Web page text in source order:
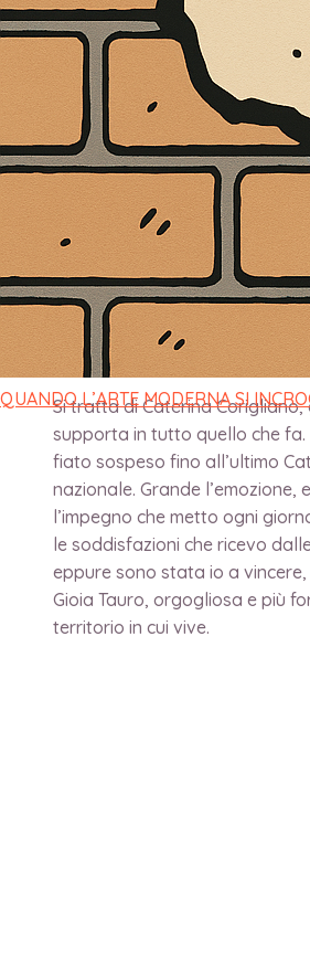
QUANDO L’ARTE MODERNA SI
Condividi:
A
KP
didirettore/3 Aprile 2023
È di Gioia Tauro l’estetista
provincia di Como, lo scorso
Si tratta di Caterina
supporta in tutto quello che
fiato sospeso fino all’ultimo
nazionale. Grande
l’impegno che metto ogni
le soddisfazioni che ricevo
eppure sono stata io a
Gioia Tauro, orgogliosa e più
territorio in cui vive.